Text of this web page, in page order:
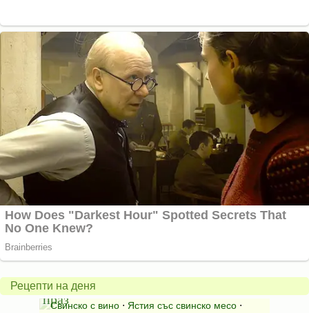
Рецепти на деня
свинско месо⋅
Пържени
с
бъркани
яйца
Картофи със сирена⋅Ястия с картофи